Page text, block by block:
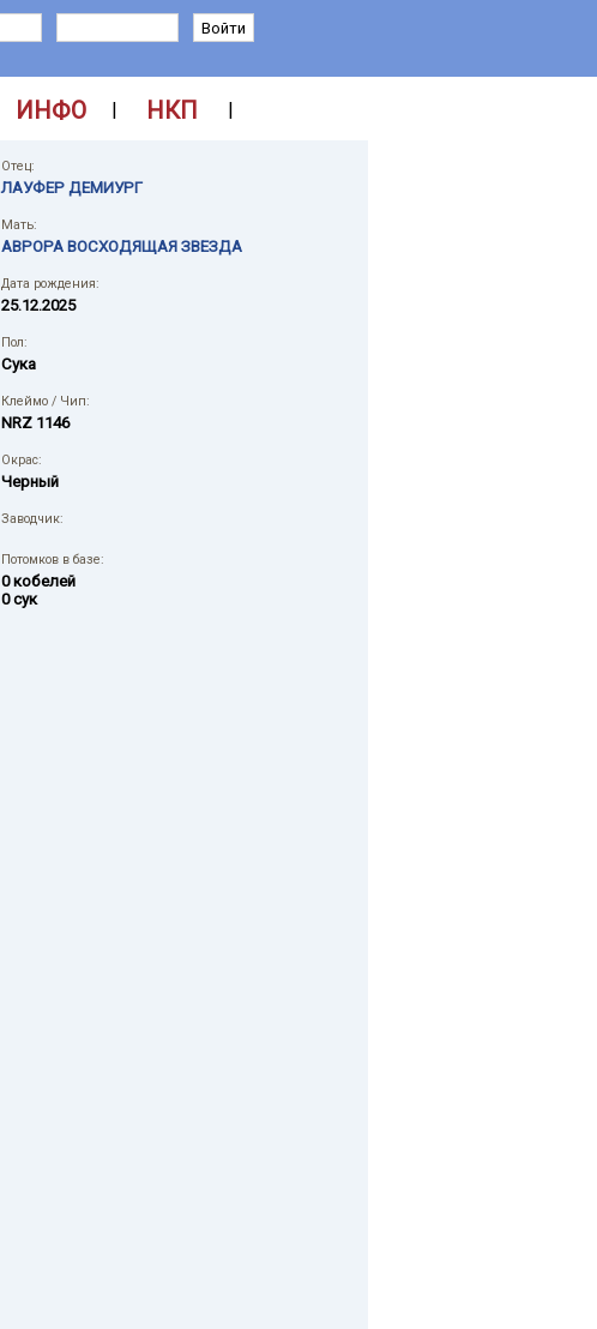
ИНФО | НКП |
Отец:
ЛАУФЕР ДЕМИУРГ
Мать:
АВРОРА ВОСХОДЯЩАЯ ЗВЕЗДА
Дата рождения:
25.12.2025
Пол:
Сука
Клеймо / Чип:
NRZ 1146
Окрас:
Черный
Заводчик:
Потомков в базе:
0 кобелей
0 сук